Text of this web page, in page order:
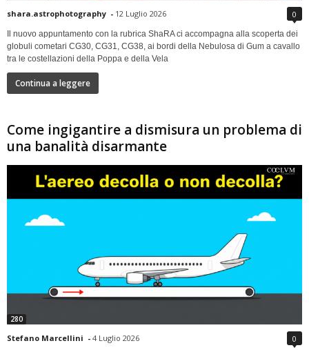
shara.astrophotography - 12 Luglio 2026 0
Il nuovo appuntamento con la rubrica ShaRA ci accompagna alla scoperta dei
globuli cometari CG30, CG31, CG38, ai bordi della Nebulosa di Gum a cavallo
tra le costellazioni della Poppa e della Vela
Continua a leggere
Come ingigantire a dismisura un problema di
una banalità disarmante
280
Stefano Marcellini - 4 Luglio 2026 0